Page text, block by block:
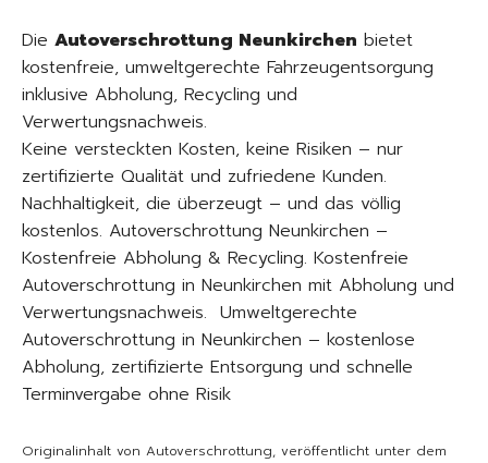
Die Autoverschrottung Neunkirchen bietet
kostenfreie, umweltgerechte Fahrzeugentsorgung
inklusive Abholung, Recycling und
Verwertungsnachweis.
Keine versteckten Kosten, keine Risiken – nur
zertifizierte Qualität und zufriedene Kunden.
Nachhaltigkeit, die überzeugt – und das völlig
kostenlos. Autoverschrottung Neunkirchen –
Kostenfreie Abholung & Recycling. Kostenfreie
Autoverschrottung in Neunkirchen mit Abholung und
Verwertungsnachweis. Umweltgerechte
Autoverschrottung in Neunkirchen – kostenlose
Abholung, zertifizierte Entsorgung und schnelle
Terminvergabe ohne Risik
Originalinhalt von Autoverschrottung, veröffentlicht unter dem